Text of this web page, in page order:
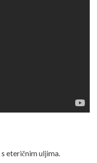
eteričnim uljima.